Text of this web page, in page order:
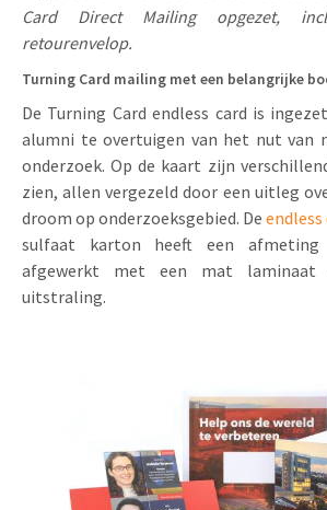
Card Direct Mailing opgezet,
retourenvelop.
Turning Card mailing met een belangrijke
De Turning Card endless card is
alumni te overtuigen van het nut van
onderzoek. Op de kaart zijn
zien, allen vergezeld door een uitleg
droom op onderzoeksgebied. De endless
sulfaat karton heeft een afmeting
afgewerkt met een mat laminaat
uitstraling.
Andere opvallende mailings
Alle producten
Horeca Marketing
Food Marketing